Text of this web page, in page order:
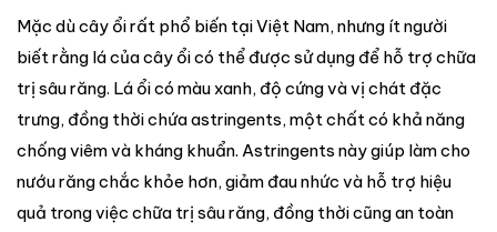
Mặc dù cây ổi rất phổ biến tại Việt Nam, nhưng ít người
biết rằng lá của cây ổi có thể được sử dụng để hỗ trợ chữa
trị sâu răng. Lá ổi có màu xanh, độ cứng và vị chát đặc
trưng, đồng thời chứa astringents, một chất có khả năng
chống viêm và kháng khuẩn. Astringents này giúp làm cho
nướu răng chắc khỏe hơn, giảm đau nhức và hỗ trợ hiệu
quả trong việc chữa trị sâu răng, đồng thời cũng an toàn